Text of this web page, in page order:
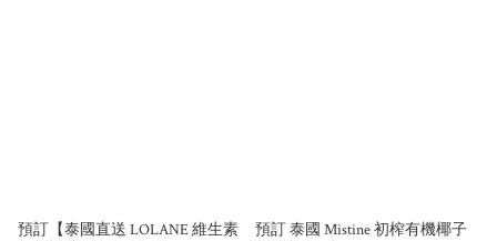
預訂【泰國直送 LOLANE 維生素
預訂 泰國 Mistine 初榨有機椰子